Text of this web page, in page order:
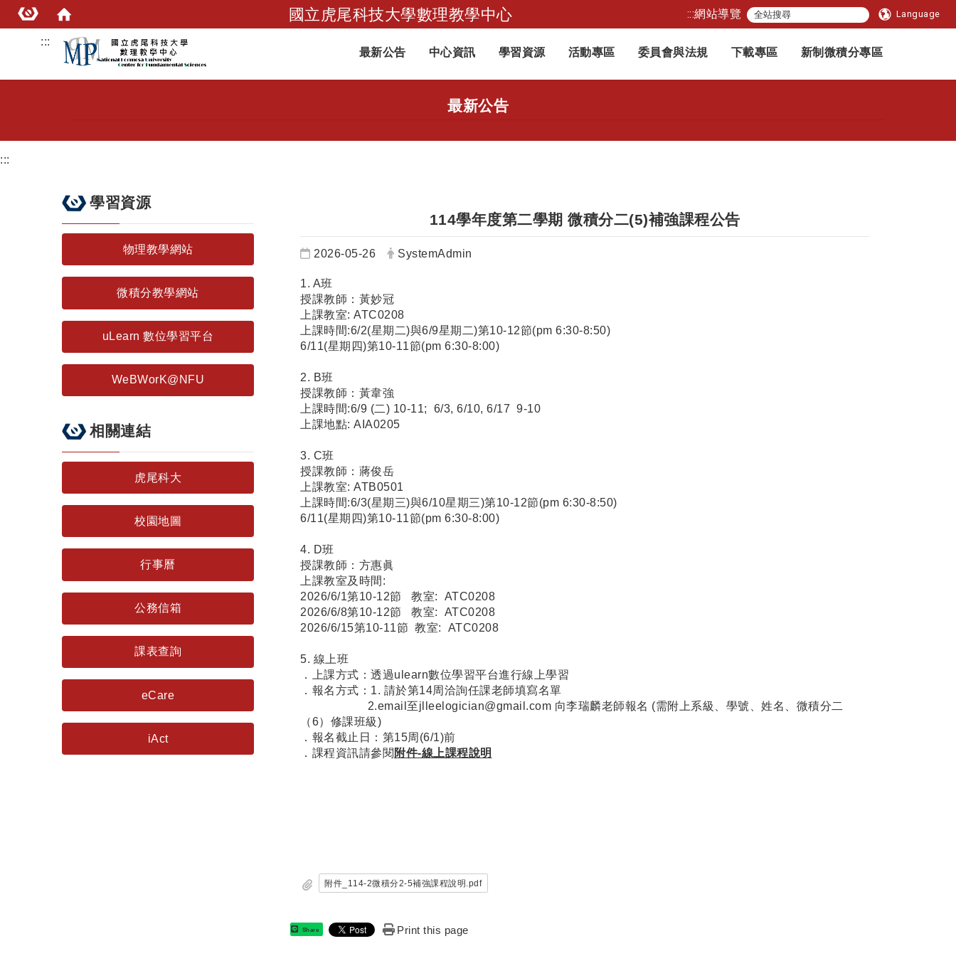
國立虎尾科技大學數理教學中心 :::網站導覽 Language
跳到主要內容
:::
最新公告
中心資訊 學習資源 活動專區 委員會與法規 下載專區 新制微積分專區
最新公告
:::
學習資源
物理教學網站
微積分教學網站
uLearn 數位學習平台
WeBWorK@NFU
相關連結
虎尾科大
校園地圖
行事曆
公務信箱
課表查詢
eCare
iAct
114學年度第二學期 微積分二(5)補強課程公告
日期：
2026-05-26 發布者：
SystemAdmin
1. A班
授課教師：黃妙冠
上課教室: ATC0208
上課時間:6/2(星期二)與6/9星期二)第10-12節(pm 6:30-8:50)
6/11(星期四)第10-11節(pm 6:30-8:00)
2. B班
授課教師：黃韋強
上課時間:6/9 (二) 10-11; 6/3, 6/10, 6/17 9-10
上課地點: AIA0205
3. C班
授課教師：蔣俊岳
上課教室: ATB0501
上課時間:6/3(星期三)與6/10星期三)第10-12節(pm 6:30-8:50)
6/11(星期四)第10-11節(pm 6:30-8:00)
4. D班
授課教師：方惠眞
上課教室及時間:
2026/6/1第10-12節 教室: ATC0208
2026/6/8第10-12節 教室: ATC0208
2026/6/15第10-11節 教室: ATC0208
5. 線上班
．上課方式：透過ulearn數位學習平台進行線上學習
．報名方式：1. 請於第14周洽詢任課老師填寫名單
2.email至jlleelogician@gmail.com 向李瑞麟老師報名 (需附上系級、學號、姓名、微積分二
（6）修課班級)
．報名截止日：第15周(6/1)前
．課程資訊請參閱 附件-線上課程說明
附件_114-2微積分2-5補強課程說明.pdf
Share Print this page